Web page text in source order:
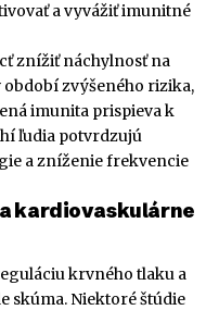
a vyvážiť imunitné
znížiť náchylnosť na
období zvýšeného rizika,
imunita prispieva k
ľudia potvrdzujú
a zníženie frekvencie
kardiovaskulárne
krvného tlaku a
skúma. Niektoré štúdie